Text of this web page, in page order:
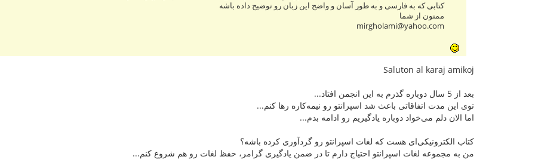
کتابی که به فارسی و به طور آسان و واضح این زبان رو توضیح داده باشه
ممنون از شما
mirgholami@yahoo.com
Saluton al karaj amikoj
بعد از 5 سال دوباره گذرم به این انجمن افتاد...
توی این مدت اتفاقاتی باعث شد اسپرانتو رو نیمه‌کاره رها کنم...
اما الان دلم می‌خواد دوباره یادگیریم رو ادامه بدم...
کتاب الکترونیکی‌ای هست که لغات اسپرانتو رو گردآوری کرده باشه؟
من به مجموعه لغات اسپرانتو احتیاج دارم تا در ضمن یادگیری گرامر، حفظ لغات رو هم شروع کنم...